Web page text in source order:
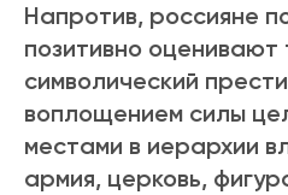
Напротив, россияне
позитивно оценивают
символический
воплощением силы
местами в иерархии
армия, церковь,